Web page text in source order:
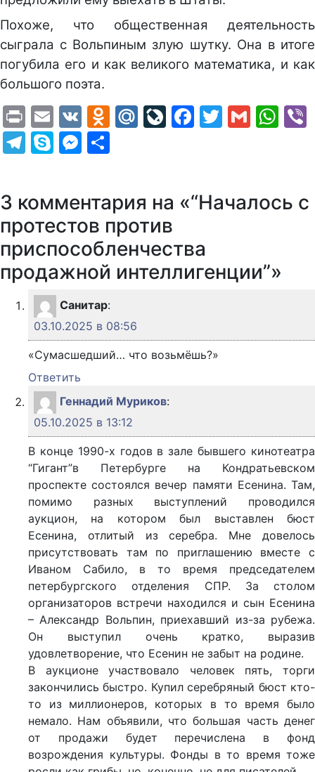
Похоже, что общественная деятельность
сыграла с Вольпиным злую шутку. Она в итоге
погубила его и как великого математика, и как
большого поэта.
PrintEmail
VK Odnoklassniki
Mail.Ru
LiveJournal
Facebook
Twitter
Gmail
Telegram
SkypeMessenger
3 комментария на «“Началось с
протестов против
приспособленчества
продажной интеллигенции”»
Санитар:
03.10.2025 в 08:56
«Сумасшедший… что возьмёшь?»
Ответить
Геннадий Муриков:
05.10.2025 в 13:12
В конце 1990-х годов в зале бывшего кинотеатра
“Гигант”в Петербурге на Кондратьевском
проспекте состоялся вечер памяти Есенина. Там,
помимо разных выступлений проводился
аукцион, на котором был выставлен бюст
Есенина, отлитый из серебра. Мне довелось
присутствовать там по приглашению вместе с
Иваном Сабило, в то время председателем
петербургского отделения СПР. За столом
организаторов встречи находился и сын Есенина
– Александр Вольпин, приехавший из-за рубежа.
Он выступил очень кратко, выразив
удовлетворение, что Есенин не забыт на родине.
В аукционе участвовало человек пять, торги
закончились быстро. Купил серебряный бюст кто-
то из миллионеров, которых в то время было
немало. Нам объявили, что большая часть денег
от продажи будет перечислена в фонд
возрождения культуры. Фонды в то время тоже